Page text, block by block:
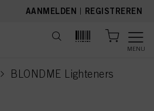
AANMELDEN | REGISTREREN
MENU
BLONDME Lighteners
current page